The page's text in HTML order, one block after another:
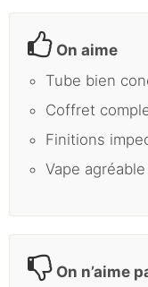
On aime
Tube bien
Coffret
Finitions
Vape
On n’aime